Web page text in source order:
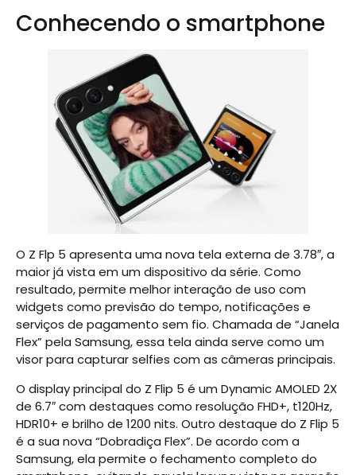
Conhecendo o smartphone
O Z Flp 5 apresenta uma nova tela externa de 3.78″, a
maior já vista em um dispositivo da série. Como
resultado, permite melhor interação de uso com
widgets como previsão do tempo, notificações e
serviços de pagamento sem fio. Chamada de “Janela
Flex” pela Samsung, essa tela ainda serve como um
visor para capturar selfies com as câmeras principais.
O display principal do Z Flip 5 é um Dynamic AMOLED 2X
de 6.7″ com destaques como resolução FHD+, t120Hz,
HDR10+ e brilho de 1200 nits. Outro destaque do Z Flip 5
é a sua nova “Dobradiça Flex”. De acordo com a
Samsung, ela permite o fechamento completo do